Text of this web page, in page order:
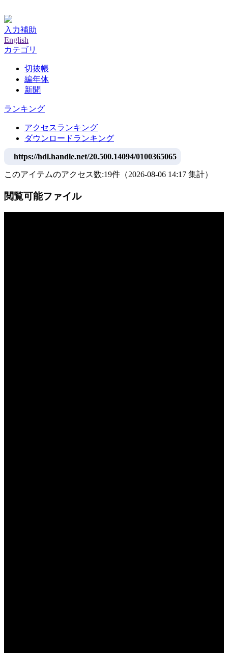
入力補助
English
カテゴリ
切抜帳
編年体
新聞
ランキング
アクセスランキング
ダウンロードランキング
https://hdl.handle.net/20.500.14094/0100365065
このアイテムのアクセス数:19件 （2026-08-06 14:17 集計）
閲覧可能ファイル